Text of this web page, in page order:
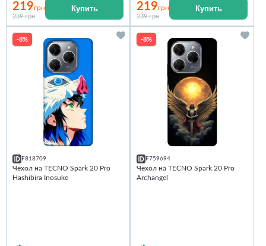
219грн
239 грн
Купить 219грн
239 грн
Купить
-8%
F818709
Чехол на TECNO Spark 20 Pro
Hashibira Inosuke
-8%
F759694
Чехол на TECNO Spark 20 Pro
Archangel